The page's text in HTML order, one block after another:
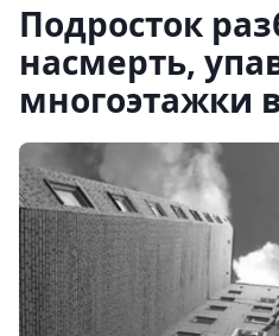
Подросток
насмерть,
многоэтажки